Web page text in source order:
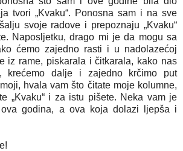
tvori „Kvaku“. Ponosna sam i na sve
svoje radove i prepoznaju „Kvaku“
Naposljetku, drago mi je da mogu sa
ćemo zajedno rasti i u nadolazećoj
iz rame, piskarala i čitkarala, kako nas
krećemo dalje i zajedno krčimo put
hvala vam što čitate moje kolumne,
„Kvaku“ i za istu pišete. Neka vam je
godina, a ova koja dolazi ljepša i